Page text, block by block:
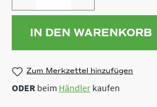
IN DEN WARENKORB
Zum Merkzettel hinzufügen
ODER beim Händler kaufen